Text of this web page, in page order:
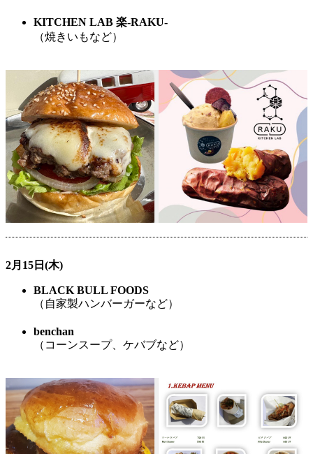
KITCHEN LAB 楽-RAKU-
（焼きいもなど）
2月15日(木)
BLACK BULL FOODS
（自家製ハンバーガーなど）
benchan
（コーンスープ、ケバブなど）